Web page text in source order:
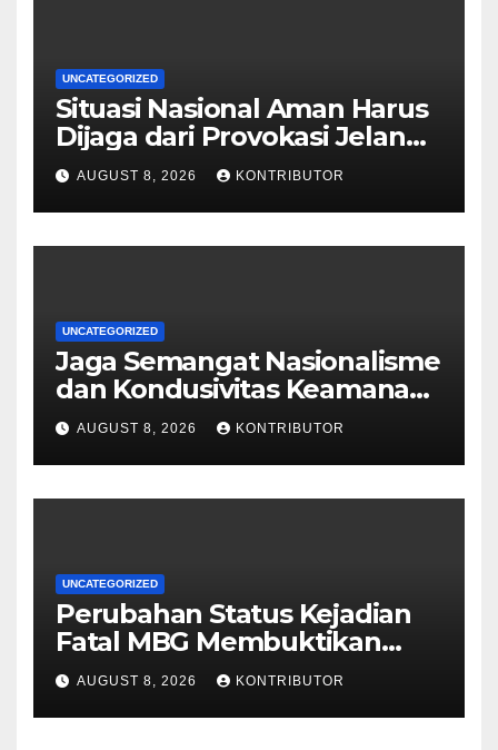
UNCATEGORIZED
Situasi Nasional Aman Harus
Dijaga dari Provokasi Jelang
HUT ke-81 RI
AUGUST 8, 2026 KONTRIBUTOR
UNCATEGORIZED
Jaga Semangat Nasionalisme
dan Kondusivitas Keamanan
Papua Jelang HUT Ke-81 RI
AUGUST 8, 2026 KONTRIBUTOR
UNCATEGORIZED
Perubahan Status Kejadian
Fatal MBG Membuktikan
Pemerintah Tidak Main-main
AUGUST 8, 2026 KONTRIBUTOR